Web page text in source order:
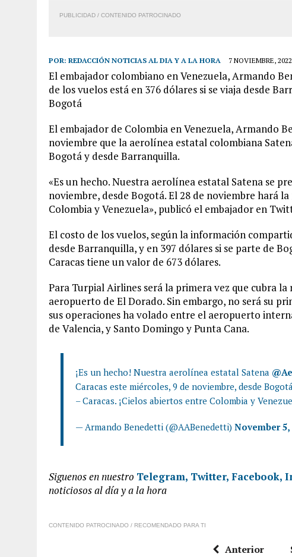
PUBLICIDAD / CONTENIDO PATROCINADO
POR: REDACCIÓN NOTICIAS AL DIA Y A LA HORA 7 NOVIEMBRE, 2022
El embajador colombiano en Venezuela, Armando
de los vuelos está en 376 dólares si se viaja desde
Bogotá
El embajador de Colombia en Venezuela, Armando
noviembre que la aerolínea estatal colombiana
Bogotá y desde Barranquilla.
«Es un hecho. Nuestra aerolínea estatal Satena se
noviembre, desde Bogotá. El 28 de noviembre hará
Colombia y Venezuela», publicó el embajador en
El costo de los vuelos, según la información
desde Barranquilla, y en 397 dólares si se parte de
Caracas tiene un valor de 673 dólares.
Para Turpial Airlines será la primera vez que cubra
aeropuerto de El Dorado. Sin embargo, no será su
sus operaciones ha volado entre el aeropuerto
de Valencia, y Santo Domingo y Punta Cana.
¡Es un hecho! Nuestra aerolínea estatal Satena
Caracas este miércoles, 9 de noviembre, desde
– Caracas. ¡Cielos abiertos entre Colombia y
— Armando Benedetti (@AABenedetti) November 5,
Siguenos ennuestro Telegram, Twitter, Facebook,
noticiosos al día y a la hora
CONTENIDO PATROCINADO / RECOMENDADO PARA TI
Anterior